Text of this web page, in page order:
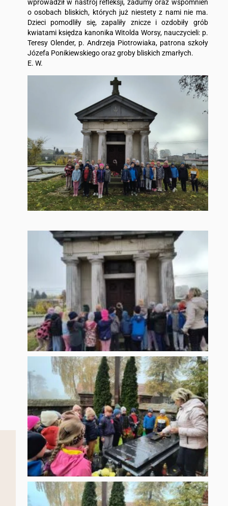
wprowadził w nastrój refleksji, zadumy oraz wspomnień
o osobach bliskich, których już niestety z nami nie ma.
Dzieci pomodliły się, zapaliły znicze i ozdobiły grób
kwiatami księdza kanonika Witolda Worsy, nauczycieli: p.
Teresy Olender, p. Andrzeja Piotrowiaka, patrona szkoły
Józefa Ponikiewskiego oraz groby bliskich zmarłych.
E. W.